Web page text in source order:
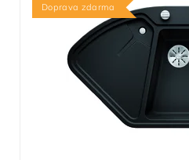
Doprava zdarma